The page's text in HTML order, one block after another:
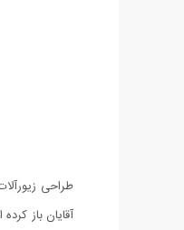
طراحی
آقایان باز